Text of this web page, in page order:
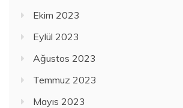
Ekim 2023
Eylül 2023
Ağustos 2023
Temmuz 2023
Mayıs 2023